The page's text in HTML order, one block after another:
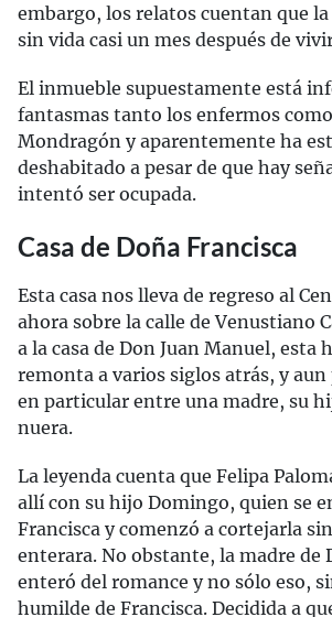
embargo, los relatos cuentan que
sin vida casi un mes después de
El inmueble supuestamente está
fantasmas tanto los enfermos
Mondragón y aparentemente ha
deshabitado a pesar de que hay
intentó ser ocupada.
Casa de Doña Francisca
Esta casa nos lleva de regreso al
ahora sobre la calle de Venustiano
a la casa de Don Juan Manuel, esta
remonta a varios siglos atrás, y
en particular entre una madre, su
nuera.
La leyenda cuenta que Felipa
allí con su hijo Domingo, quien se
Francisca y comenzó a cortejarla
enterara. No obstante, la madre de
enteró del romance y no sólo eso,
humilde de Francisca. Decidida a